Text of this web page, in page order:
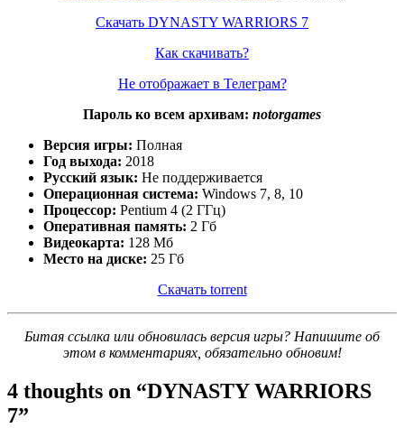
Скачать DYNASTY WARRIORS 7
Как скачивать?
Не отображает в Телеграм?
Пароль ко всем архивам: notorgames
Версия игры: Полная
Год выхода: 2018
Русский язык: Не поддерживается
Операционная система: Windows 7, 8, 10
Процессор: Pentium 4 (2 ГГц)
Оперативная память: 2 Гб
Видеокарта: 128 Мб
Место на диске: 25 Гб
Скачать torrent
Битая ссылка или обновилась версия игры? Напишите об
этом в комментариях, обязательно обновим!
4 thoughts on “DYNASTY WARRIORS
7”